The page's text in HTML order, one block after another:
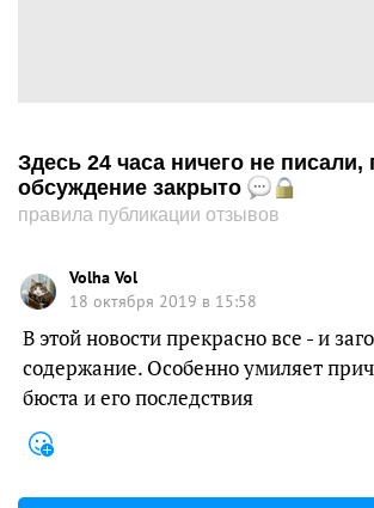
Здесь 24 часа ничего не писали,
обсуждение закрыто
правила публикации отзывов
Volha Vol
18 октября 2019 в 15:58
В этой новости прекрасно все - и
содержание. Особенно умиляет
бюста и его последствия